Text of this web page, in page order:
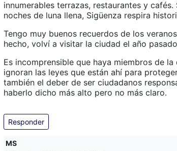
innumerables terrazas, restaurantes y
noches de luna llena, Sigüenza respira
Tengo muy buenos recuerdos de los
hecho, volví a visitar la ciudad el año
Es incomprensible que haya miembros de
ignoran las leyes que están ahí para
también el deber de ser ciudadanos
haberlo dicho más alto pero no más claro.
Responder
MS